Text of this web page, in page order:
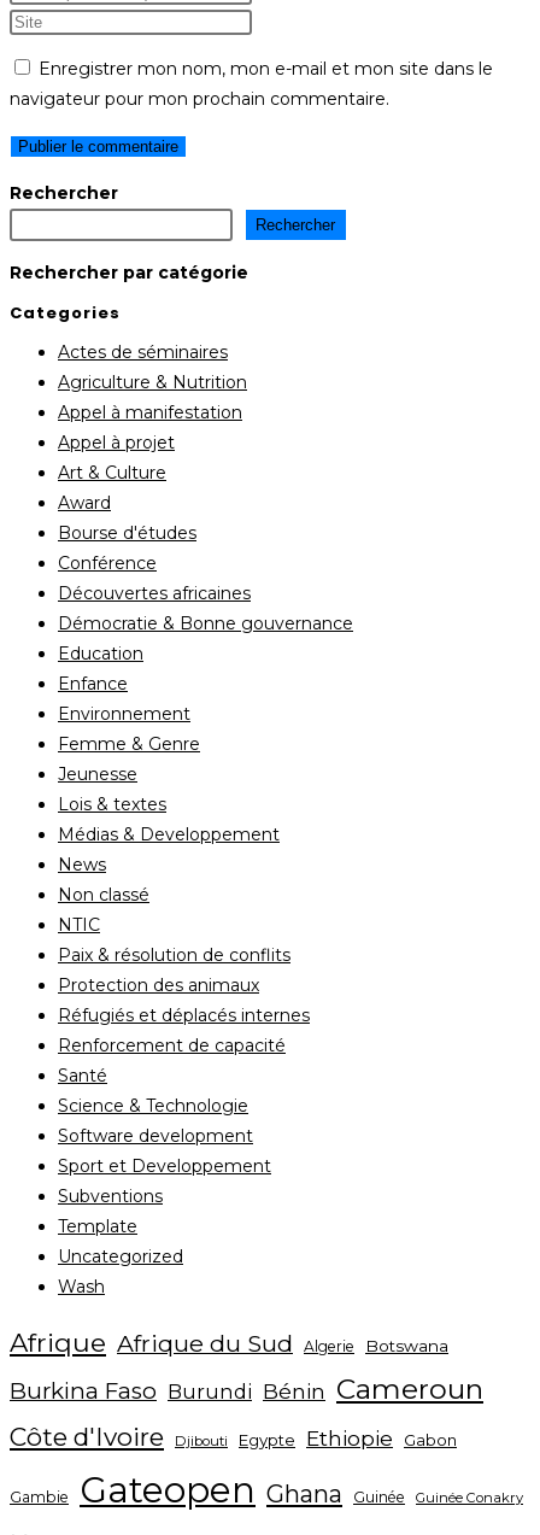
Enregistrer mon nom, mon e-mail et mon site dans le
navigateur pour mon prochain commentaire.
Rechercher
Rechercher
Rechercher par catégorie
Categories
Actes de séminaires
Agriculture & Nutrition
Appel à manifestation
Appel à projet
Art & Culture
Award
Bourse d'études
Conférence
Découvertes africaines
Démocratie & Bonne gouvernance
Education
Enfance
Environnement
Femme & Genre
Jeunesse
Lois & textes
Médias & Developpement
News
Non classé
NTIC
Paix & résolution de conflits
Protection des animaux
Réfugiés et déplacés internes
Renforcement de capacité
Santé
Science & Technologie
Software development
Sport et Developpement
Subventions
Template
Uncategorized
Wash
Afrique Afrique du Sud Algerie Botswana
Burkina Faso Burundi Bénin Cameroun
Côte d'Ivoire Djibouti Egypte Ethiopie Gabon
Gambie Gateopen Ghana Guinée Guinée Conakry